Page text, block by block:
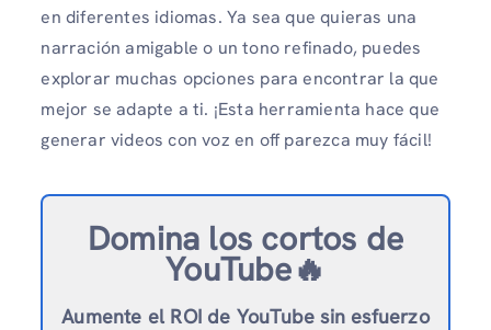
en diferentes idiomas. Ya sea que quieras una
narración amigable o un tono refinado, puedes
explorar muchas opciones para encontrar la que
mejor se adapte a ti. ¡Esta herramienta hace que
generar videos con voz en off parezca muy fácil!
Domina los cortos de
YouTube🔥
Aumente el ROI de YouTube sin esfuerzo